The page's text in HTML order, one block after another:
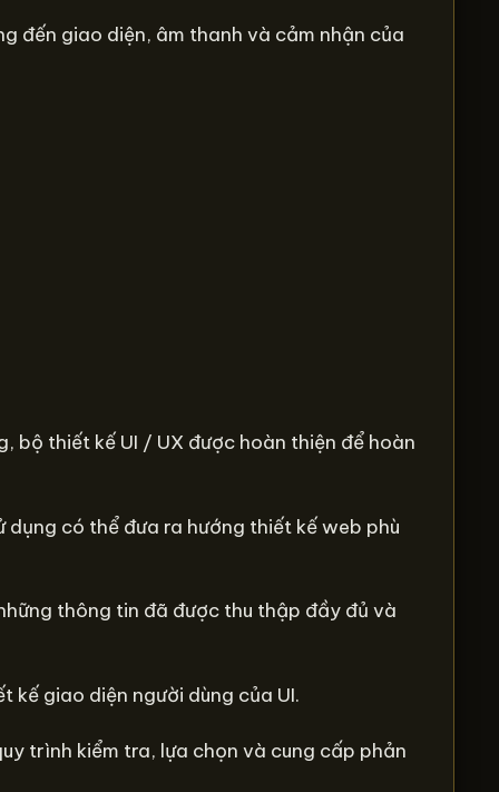
đến giao diện, âm thanh và cảm nhận của
bộ thiết kế UI / UX được hoàn thiện để hoàn
dụng có thể đưa ra hướng thiết kế web phù
thông tin đã được thu thập đầy đủ và
kế giao diện người dùng của UI.
trình kiểm tra, lựa chọn và cung cấp phản